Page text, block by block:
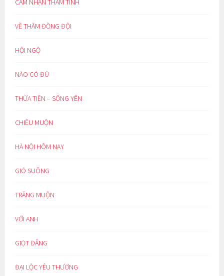
CẢM NHẬN THÂM TÌNH
VỀ THĂM ĐỒNG ĐỘI
HỘI NGỘ
NÀO CÓ ĐỦ
THỪA TIỀN – SỐNG YÊN
CHIỀU MUỘN
HÀ NỘI HÔM NAY
GIÓ SUÔNG
TRĂNG MUỘN
VỚI ANH
GIỌT ĐẮNG
ĐẠI LỘC YÊU THƯƠNG